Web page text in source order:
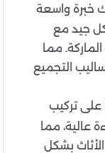
خبرة واسعة
جيد مع
مما
التجميع
على تركيب
عالية، مما
بشكل